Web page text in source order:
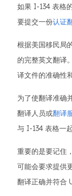
如果 I-134 表格
要提交一份认证
根据美国移民局
的完整英文翻译
译文件的准确性
为了使翻译准确
翻译人员或翻译
与 I-134 表格一起
重要的是要记住
可能会要求提供
翻译正确并符合